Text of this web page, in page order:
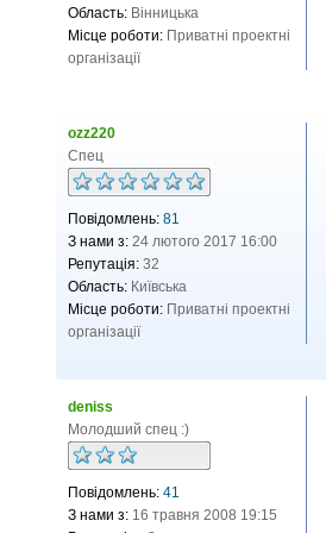
Область: Вінницька
Місце роботи: Приватні проектні
організації
ozz220
Спец
Повідомлень: 81
З нами з: 24 лютого 2017 16:00
Репутація: 32
Область: Київська
Місце роботи: Приватні проектні
організації
deniss
Молодший спец :)
Повідомлень: 41
З нами з: 16 травня 2008 19:15